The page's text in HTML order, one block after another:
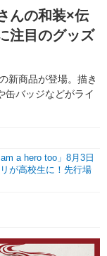
イベント
新帝スタ
連載一覧
ラジオ
んの和装×伝
注目のグッズ
新商品が登場。描き
缶バッジなどがライ
a hero too」8月3日
が高校生に！先行場